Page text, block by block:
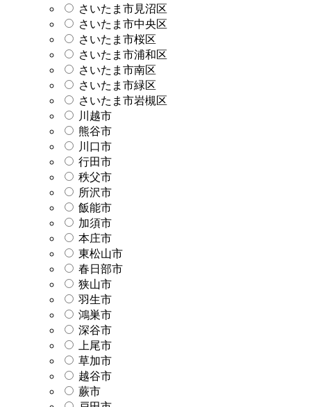
さいたま市見沼区
さいたま市中央区
さいたま市桜区
さいたま市浦和区
さいたま市南区
さいたま市緑区
さいたま市岩槻区
川越市
熊谷市
川口市
行田市
秩父市
所沢市
飯能市
加須市
本庄市
東松山市
春日部市
狭山市
羽生市
鴻巣市
深谷市
上尾市
草加市
越谷市
蕨市